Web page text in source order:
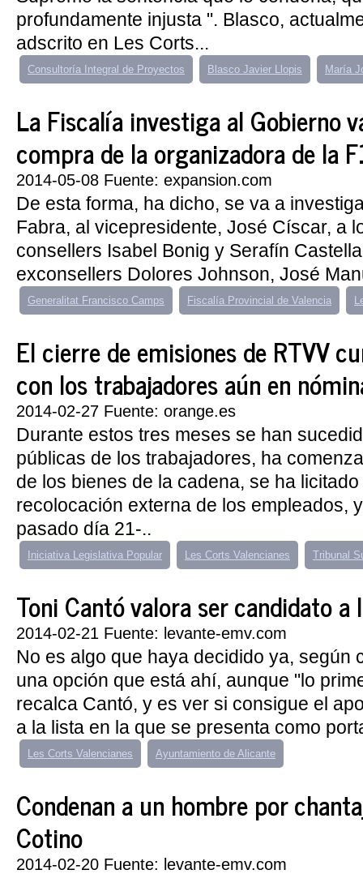
profundamente injusta ". Blasco,
adscrito en Les Corts...
Consultoría Integral de Proyectos Blasco Javier Llopis María
La Fiscalía investiga al Gobierno
compra de la organizadora de la
2014-05-08 Fuente: expansion.com
De esta forma, ha dicho, se va a
Fabra, al vicepresidente, José Císcar, a
consellers Isabel Bonig y Serafín
exconsellers Dolores Johnson, José
Generalitat Francisco Camps Fiscalía Provincial de Valencia
El cierre de emisiones de RTVV
con los trabajadores aún en
2014-02-27 Fuente: orange.es
Durante estos tres meses se han
públicas de los trabajadores, ha
de los bienes de la cadena, se ha
recolocación externa de los empleados,
pasado día 21-..
Iniciativa Legislativa Popular Les Corts Valencianes Tribunal
Toni Cantó valora ser candidato
2014-02-21 Fuente: levante-emv.com
No es algo que haya decidido ya, según
una opción que está ahí, aunque "lo
recalca Cantó, y es ver si consigue el
a la lista en la que se presenta como
Les Corts Valencianes Ayuntamiento de Alicante
Condenan a un hombre por
Cotino
2014-02-20 Fuente: levante-emv.com